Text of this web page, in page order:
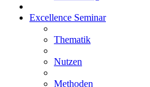
Excellence Seminar
Thematik
Nutzen
Methoden